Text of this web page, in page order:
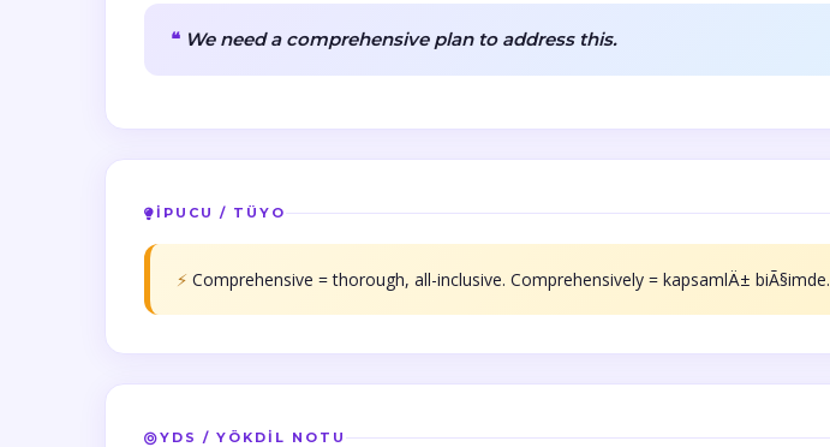
We need a comprehensive plan to address this.
İPUCU / TÜYO
⚡ Comprehensive = thorough, all-inclusive. Comprehensively = kapsamlÄ± biÃ§imde.
YDS / YÖKDİL NOTU